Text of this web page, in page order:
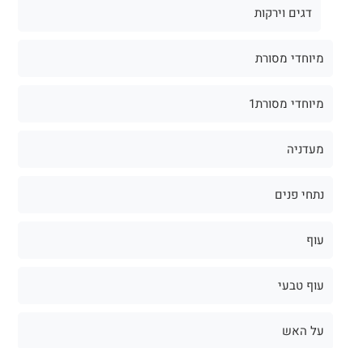
דגים וירקות
מיוחדי מסורת
מיוחדי מסורת1
מעדניה
נתחי פנים
עוף
עוף טבעי
על האש